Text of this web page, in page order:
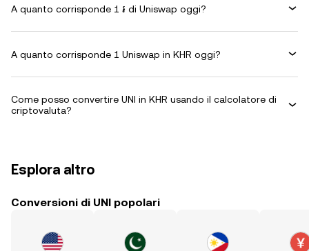
A quanto corrisponde 1 ៛ di Uniswap oggi?
A quanto corrisponde 1 Uniswap in KHR oggi?
Come posso convertire UNI in KHR usando il calcolatore di
criptovaluta?
Esplora altro
Conversioni di UNI popolari